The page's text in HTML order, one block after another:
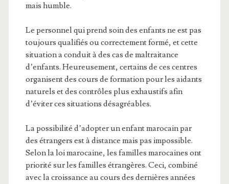
mais humble.
Le personnel qui prend soin des enfants ne est pas
toujours qualifiés ou correctement formé, et cette
situation a conduit à des cas de maltraitance
d’enfants. Heureusement, certains de ces centres
organisent des cours de formation pour les aidants
naturels et des contrôles plus exhaustifs afin
d’éviter ces situations désagréables.
La possibilité d’adopter un enfant marocain par
des étrangers est à distance mais pas impossible.
Selon la loi marocaine, les familles marocaines ont
priorité sur les familles étrangères. Ceci, combiné
avec la croissance au cours des dernières années